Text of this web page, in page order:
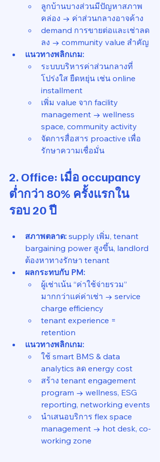
ลูกบ้านบางส่วนมีปัญหาสภาพ
คล่อง → ค่าส่วนกลางอาจค้าง
demand การขายต่อและเช่าลด
ลง → community value สำคัญ
แนวทางพลิกเกม:
ระบบบริหารค่าส่วนกลางที่
โปร่งใส ยืดหยุ่น เช่น online
installment
เพิ่ม value จาก facility
management → wellness
space, community activity
จัดการสื่อสาร proactive เพื่อ
รักษาความเชื่อมั่น
2. Office: เมื่อ occupancy
ต่ำกว่า 80% ครั้งแรกใน
รอบ 20 ปี
สภาพตลาด: supply เพิ่ม, tenant
bargaining power สูงขึ้น, landlord
ต้องหาทางรักษา tenant
ผลกระทบกับ PM:
ผู้เช่าเน้น “ค่าใช้จ่ายรวม”
มากกว่าแค่ค่าเช่า → service
charge efficiency
tenant experience =
retention
แนวทางพลิกเกม:
ใช้ smart BMS & data
analytics ลด energy cost
สร้าง tenant engagement
program → wellness, ESG
reporting, networking events
นำเสนอบริการ flex space
management → hot desk, co-
working zone